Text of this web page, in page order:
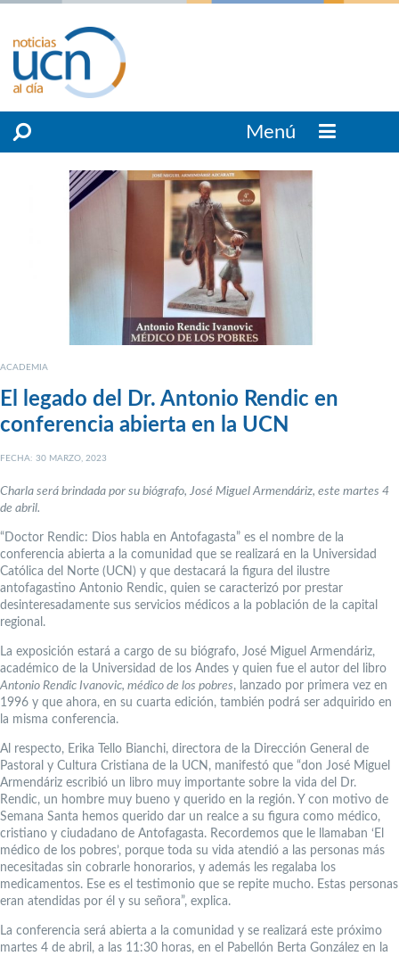
Menú
ACADEMIA
El legado del Dr. Antonio Rendic en
conferencia abierta en la UCN
FECHA: 30 MARZO, 2023
Charla será brindada por su biógrafo, José Miguel Armendáriz, este martes 4
de abril.
“Doctor Rendic: Dios habla en Antofagasta” es el nombre de la
conferencia abierta a la comunidad que se realizará en la Universidad
Católica del Norte (UCN) y que destacará la figura del ilustre
antofagastino Antonio Rendic, quien se caracterizó por prestar
desinteresadamente sus servicios médicos a la población de la capital
regional.
La exposición estará a cargo de su biógrafo, José Miguel Armendáriz,
académico de la Universidad de los Andes y quien fue el autor del libro
Antonio Rendic Ivanovic, médico de los pobres, lanzado por primera vez en
1996 y que ahora, en su cuarta edición, también podrá ser adquirido en
la misma conferencia.
Al respecto, Erika Tello Bianchi, directora de la Dirección General de
Pastoral y Cultura Cristiana de la UCN, manifestó que “don José Miguel
Armendáriz escribió un libro muy importante sobre la vida del Dr.
Rendic, un hombre muy bueno y querido en la región. Y con motivo de
Semana Santa hemos querido dar un realce a su figura como médico,
cristiano y ciudadano de Antofagasta. Recordemos que le llamaban ‘El
médico de los pobres’, porque toda su vida atendió a las personas más
necesitadas sin cobrarle honorarios, y además les regalaba los
medicamentos. Ese es el testimonio que se repite mucho. Estas personas
eran atendidas por él y su señora”, explica.
La conferencia será abierta a la comunidad y se realizará este próximo
martes 4 de abril, a las 11:30 horas, en el Pabellón Berta González en la